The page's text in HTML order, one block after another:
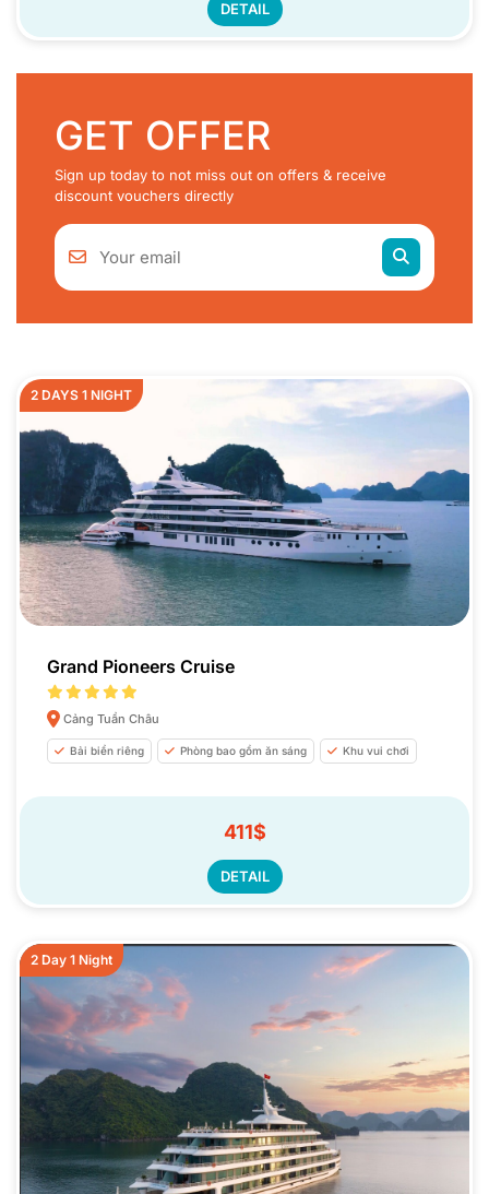
DETAIL
GET OFFER
Sign up today to not miss out on offers & receive
discount vouchers directly
2 DAYS 1 NIGHT
Grand Pioneers Cruise
Cảng Tuần Châu
Bải biển riêng Phòng bao gồm ăn sáng Khu vui chơi
411$
DETAIL
2 Day 1 Night